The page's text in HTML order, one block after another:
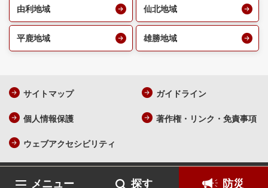
メニュー 探す 防災
由利地域 仙北地域
平鹿地域 雄勝地域
サイトマップ ガイドライン
個人情報保護 著作権・リンク・免責事項
ウェブアクセシビリティ